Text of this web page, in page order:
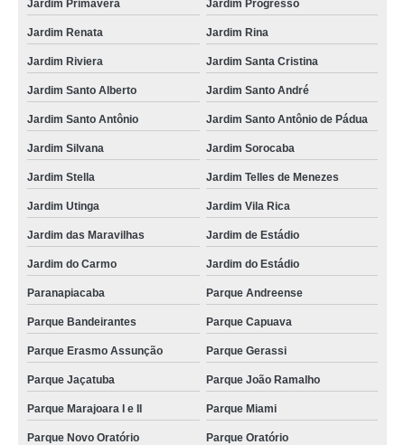
Jardim Primavera Jardim Progresso
Jardim Renata Jardim Rina
Jardim Riviera Jardim Santa Cristina
Jardim Santo Alberto Jardim Santo André
Jardim Santo Antônio Jardim Santo Antônio de Pádua
Jardim Silvana Jardim Sorocaba
Jardim Stella Jardim Telles de Menezes
Jardim Utinga Jardim Vila Rica
Jardim das Maravilhas Jardim de Estádio
Jardim do Carmo Jardim do Estádio
Paranapiacaba Parque Andreense
Parque Bandeirantes Parque Capuava
Parque Erasmo Assunção Parque Gerassi
Parque Jaçatuba Parque João Ramalho
Parque Marajoara I e II Parque Miami
Parque Novo Oratório Parque Oratório